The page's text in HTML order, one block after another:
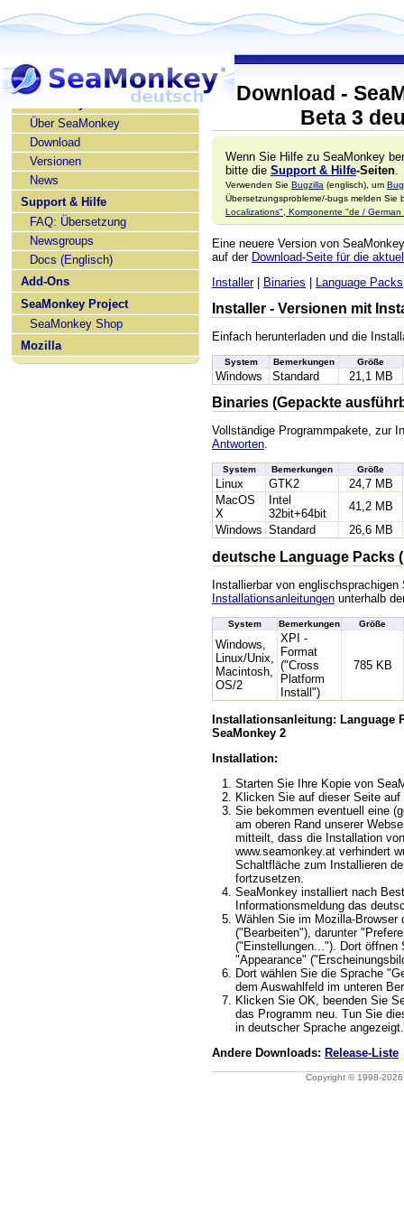
SeaMonkey deutsch
Über SeaMonkey
Download
Versionen
News
Support & Hilfe
FAQ: Übersetzung
Newsgroups
Docs (Englisch)
Add-Ons
SeaMonkey Project
SeaMonkey Shop
Mozilla
Download -
Beta 3
Wenn Sie Hilfe zu SeaMonkey
bitte die Support & Hilfe-Seiten
Verwenden Sie Bugzilla (englisch), um
Übersetzungsprobleme/-bugs melden Sie
Localizations", Komponente "de / German
Eine neuere Version von
auf der Download-Seite für die
Installer| Binaries | Language Packs
Installer - Versionen mit
Einfach herunterladen und die
System Bemerkungen Größe
Windows Standard 21,1 MB
Binaries (Gepackte
Vollständige Programmpakete, zur
Antworten.
System Bemerkungen Größe
Linux GTK2
24,7 MB
MacOS
X
Intel
32bit+64bit
41,2 MB
Windows Standard 26,6 MB
deutsche Language Packs
Installierbar von
Installationsanleitungen unterhalb
System Bemerkungen Größe
Windows,
Linux/Unix,
Macintosh,
OS/2
XPI -
Format
("Cross
Platform
Install")
785 KB
Installationsanleitung: Language
SeaMonkey 2
Installation:
Starten Sie Ihre Kopie von
Klicken Sie auf dieser Seite
Sie bekommen eventuell eine
am oberen Rand unserer
mitteilt, dass die Installation
www.seamonkey.at verhindert
Schaltfläche zum Installieren
fortzusetzen.
SeaMonkey installiert nach
Informationsmeldung das
Wählen Sie im Mozilla-Browser
("Bearbeiten"), darunter
("Einstellungen..."). Dort öffnen
"Appearance"
Dort wählen Sie die Sprache
dem Auswahlfeld im unteren
Klicken Sie OK, beenden Sie
das Programm neu. Tun Sie
in deutscher Sprache angezeigt.
Andere Downloads: Release-Liste
Copyright © 1998-